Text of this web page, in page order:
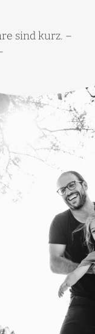
sind kurz. –